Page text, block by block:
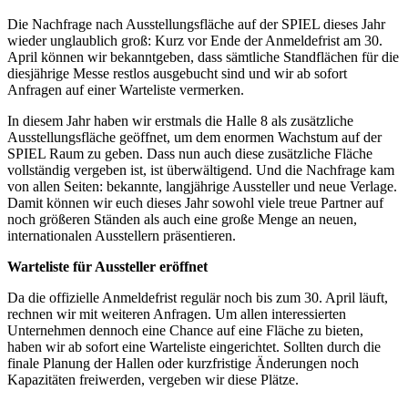
Die Nachfrage nach Ausstellungsfläche auf der SPIEL dieses Jahr
wieder unglaublich groß: Kurz vor Ende der Anmeldefrist am 30.
April können wir bekanntgeben, dass sämtliche Standflächen für die
diesjährige Messe restlos ausgebucht sind und wir ab sofort
Anfragen auf einer Warteliste vermerken.
In diesem Jahr haben wir erstmals die Halle 8 als zusätzliche
Ausstellungsfläche geöffnet, um dem enormen Wachstum auf der
SPIEL Raum zu geben. Dass nun auch diese zusätzliche Fläche
vollständig vergeben ist, ist überwältigend. Und die Nachfrage kam
von allen Seiten: bekannte, langjährige Aussteller und neue Verlage.
Damit können wir euch dieses Jahr sowohl viele treue Partner auf
noch größeren Ständen als auch eine große Menge an neuen,
internationalen Ausstellern präsentieren.
Warteliste für Aussteller eröffnet
Da die offizielle Anmeldefrist regulär noch bis zum 30. April läuft,
rechnen wir mit weiteren Anfragen. Um allen interessierten
Unternehmen dennoch eine Chance auf eine Fläche zu bieten,
haben wir ab sofort eine Warteliste eingerichtet. Sollten durch die
finale Planung der Hallen oder kurzfristige Änderungen noch
Kapazitäten freiwerden, vergeben wir diese Plätze.